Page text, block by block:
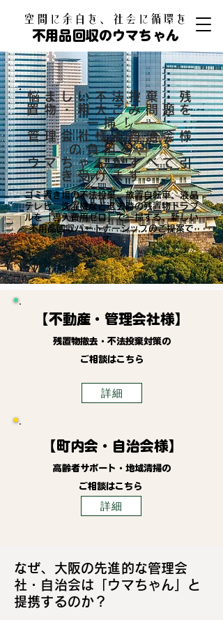
​空間に余白を、社会に循環を
不用品回収のウマちゃん
悩ましい不法投棄・残
置物・粗大ごみ問題を
一掃！
管理会社様と自治会様
の負担を、
ウマちゃんがすべて引
き受けます。
ゴミ置き場の不法投棄、放置自転車、液晶
テレビ、洗濯機など退去時の残置物トラブ
ルを「導入費用ゼロ」で一掃する、新しい
不用品回収パートナーシップのご提案で
す。
【不動産・管理会社様】
残置物撤去・不法投棄対策の
ご相談はこちら
詳細
【町内会・自治会様】
高齢者サポート・地域清掃の
ご相談はこちら
詳細
なぜ、大阪の先進的な管理会
社・自治会は「ウマちゃん」と
提携するのか？